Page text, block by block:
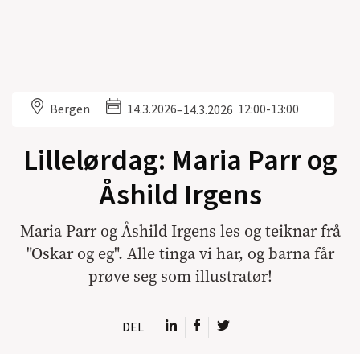
Bergen 14.3.2026–14.3.2026 12:00-13:00
Lillelørdag: Maria Parr og
Åshild Irgens
Maria Parr og Åshild Irgens les og teiknar frå
"Oskar og eg". Alle tinga vi har, og barna får
prøve seg som illustratør!
DEL